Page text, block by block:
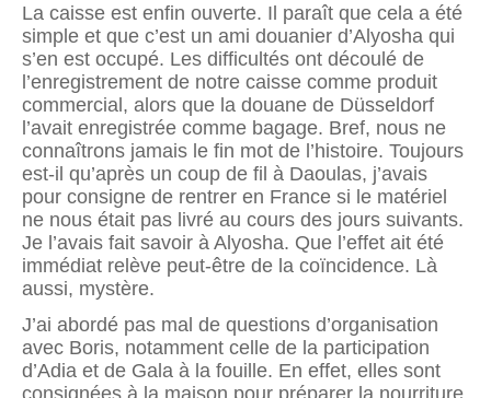
La caisse est enfin ouverte. Il paraît que cela a été
simple et que c’est un ami douanier d’Alyosha qui
s’en est occupé. Les difficultés ont découlé de
l’enregistrement de notre caisse comme produit
commercial, alors que la douane de Düsseldorf
l’avait enregistrée comme bagage. Bref, nous ne
connaîtrons jamais le fin mot de l’histoire. Toujours
est-il qu’après un coup de fil à Daoulas, j’avais
pour consigne de rentrer en France si le matériel
ne nous était pas livré au cours des jours suivants.
Je l’avais fait savoir à Alyosha. Que l’effet ait été
immédiat relève peut-être de la coïncidence. Là
aussi, mystère.
J’ai abordé pas mal de questions d’organisation
avec Boris, notamment celle de la participation
d’Adia et de Gala à la fouille. En effet, elles sont